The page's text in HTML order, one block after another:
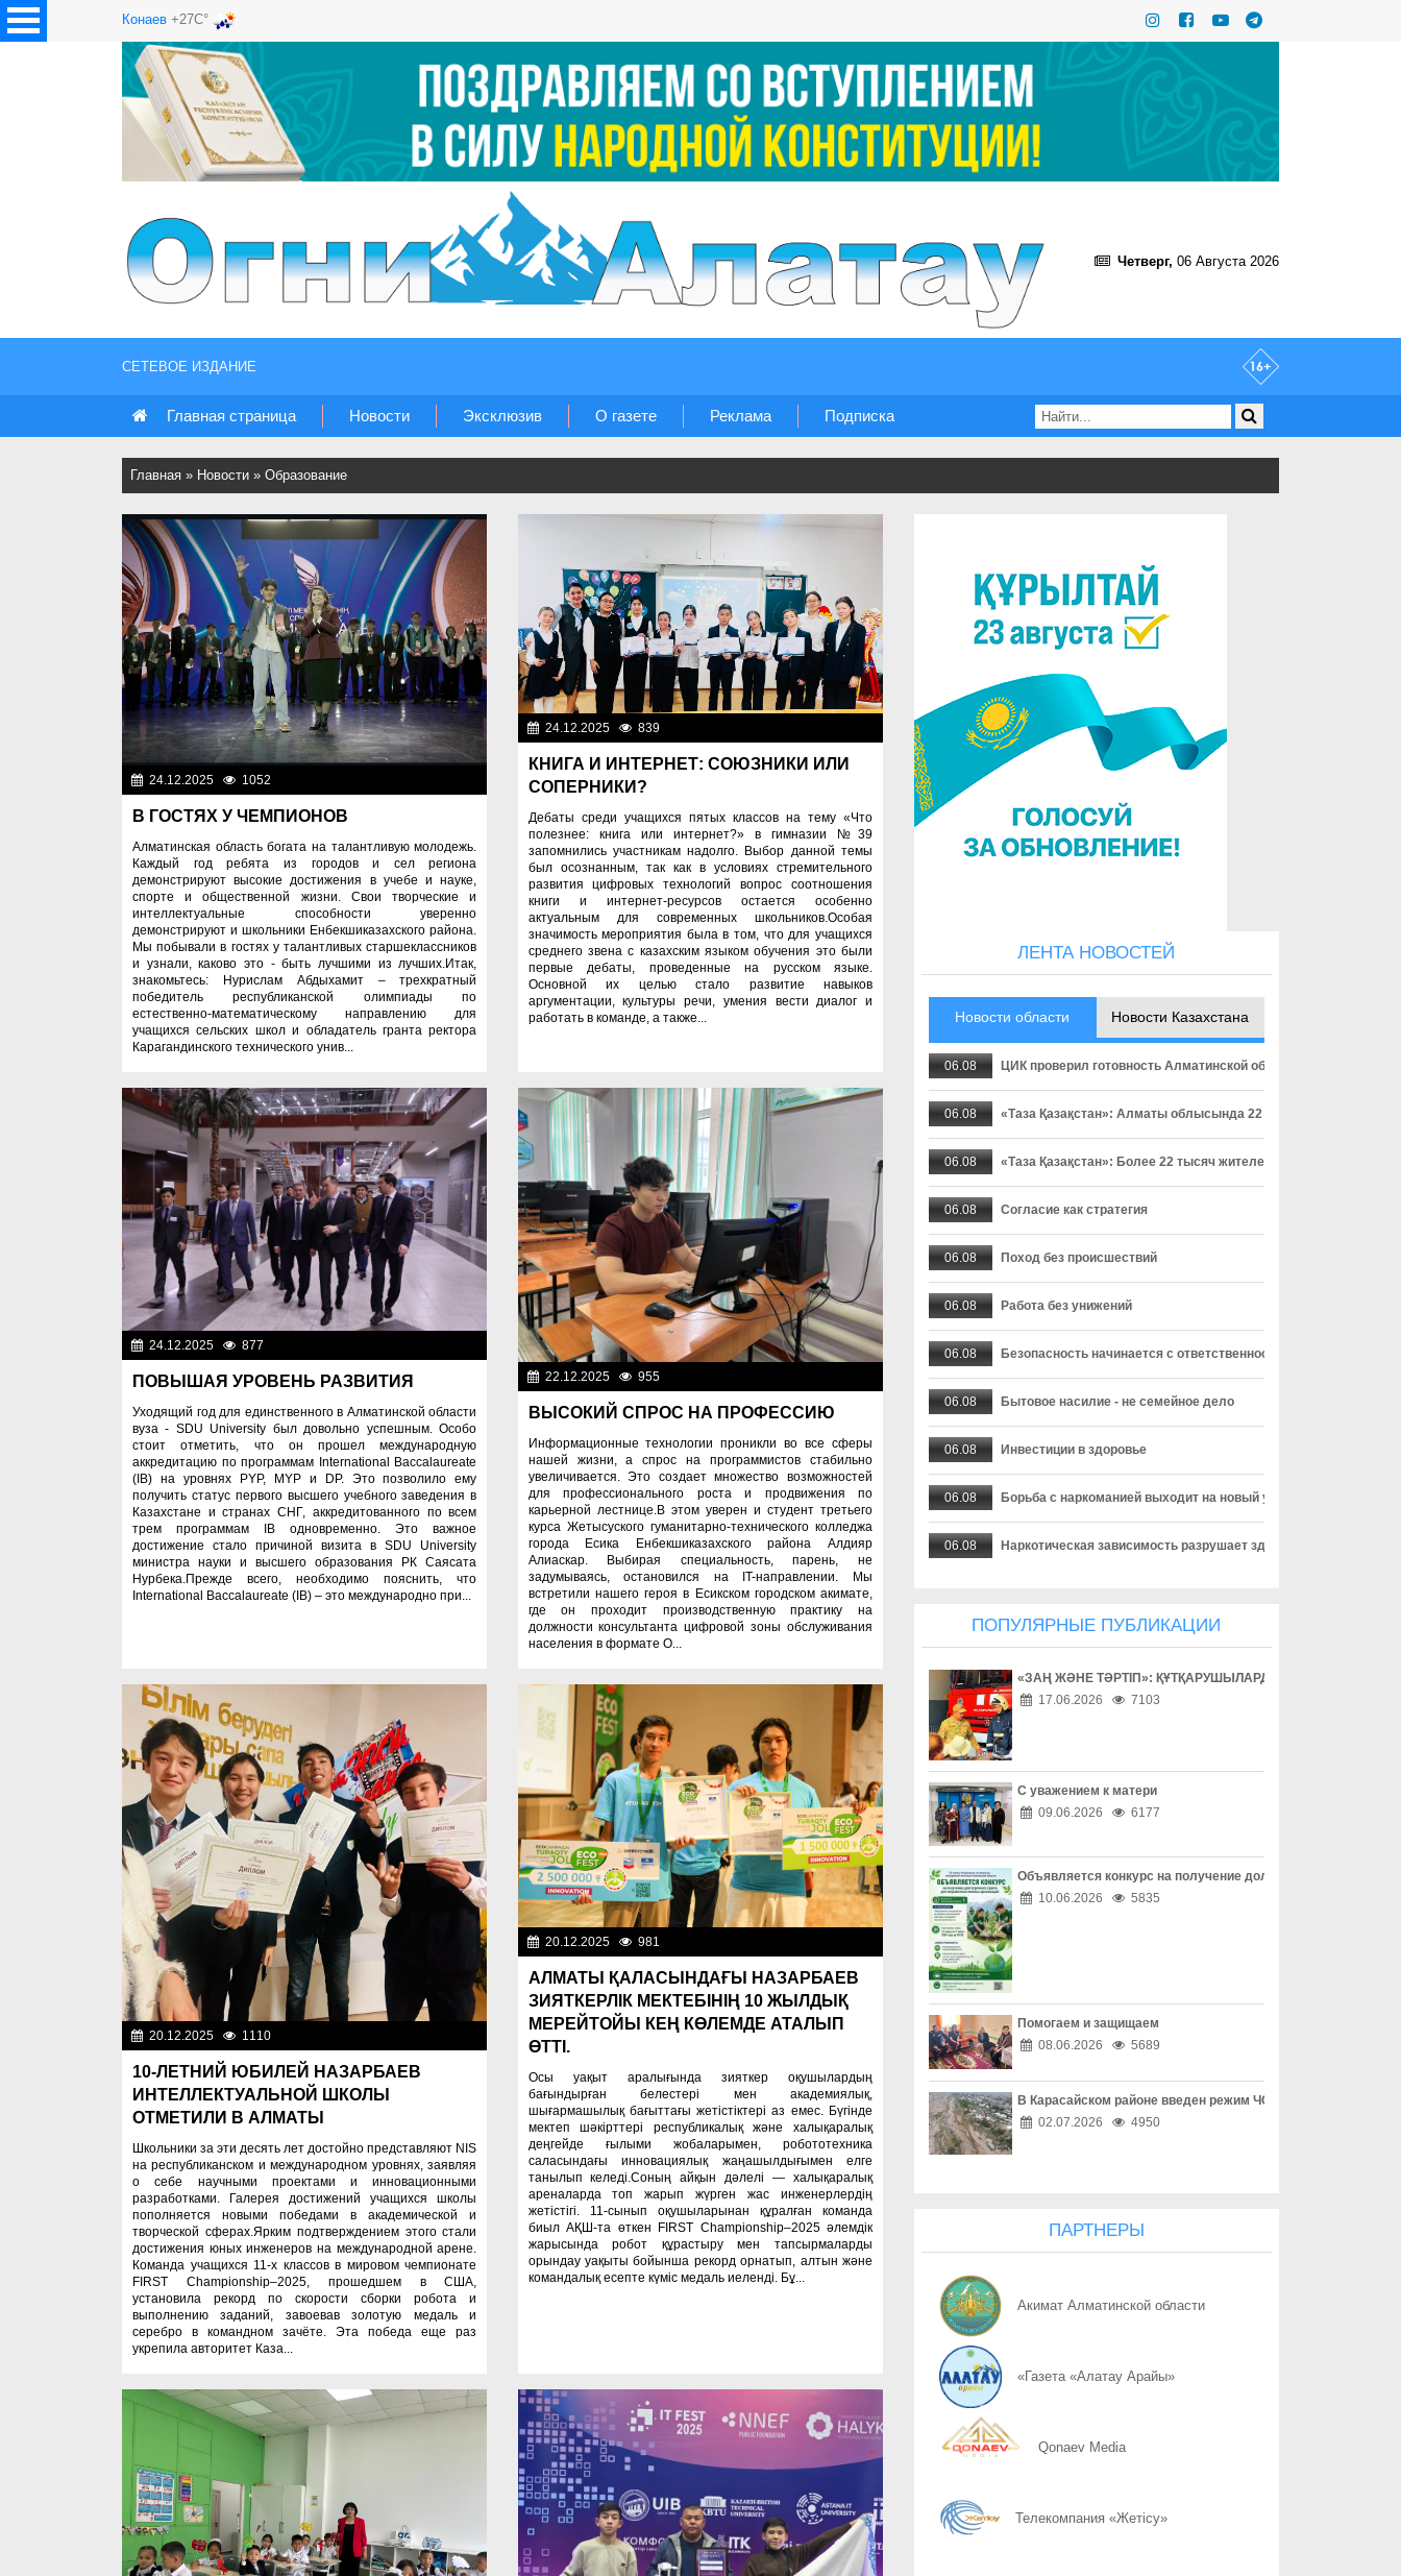
Конаев +27C°
Четверг, 06 Августа 2026
СЕТЕВОЕ ИЗДАНИЕ
Главная страница Новости Эксклюзив О газете Реклама Подписка
Главная » Новости » Образование
24.12.2025 1052
В ГОСТЯХ У ЧЕМПИОНОВ
Алматинская область богата на талантливую молодежь.
Каждый год ребята из городов и сел региона
демонстрируют высокие достижения в учебе и науке,
спорте и общественной жизни. Свои творческие и
интеллектуальные способности уверенно
демонстрируют и школьники Енбекшиказахского района.
Мы побывали в гостях у талантливых старшеклассников
и узнали, каково это - быть лучшими из лучших.Итак,
знакомьтесь: Нурислам Абдыхамит – трехкратный
победитель республиканской олимпиады по
естественно-математическому направлению для
учащихся сельских школ и обладатель гранта ректора
Карагандинского технического унив...
24.12.2025 839
КНИГА И ИНТЕРНЕТ: СОЮЗНИКИ ИЛИ
СОПЕРНИКИ?
Дебаты среди учащихся пятых классов на тему «Что
полезнее: книга или интернет?» в гимназии №39
запомнились участникам надолго. Выбор данной темы
был осознанным, так как в условиях стремительного
развития цифровых технологий вопрос соотношения
книги и интернет-ресурсов остается особенно
актуальным для современных школьников.Особая
значимость мероприятия была в том, что для учащихся
среднего звена с казахским языком обучения это были
первые дебаты, проведенные на русском языке.
Основной их целью стало развитие навыков
аргументации, культуры речи, умения вести диалог и
работать в команде, а также...
24.12.2025 877
ПОВЫШАЯ УРОВЕНЬ РАЗВИТИЯ
Уходящий год для единственного в Алматинской области
вуза - SDU University был довольно успешным. Особо
стоит отметить, что он прошел международную
аккредитацию по программам International Baccalaureate
(IB) на уровнях PYP, MYP и DP. Это позволило ему
получить статус первого высшего учебного заведения в
Казахстане и странах СНГ, аккредитованного по всем
трем программам IB одновременно. Это важное
достижение стало причиной визита в SDU University
министра науки и высшего образования РК Саясата
Нурбека.Прежде всего, необходимо пояснить, что
International Baccalaureate (IB) – это международно при...
22.12.2025 955
ВЫСОКИЙ СПРОС НА ПРОФЕССИЮ
Информационные технологии проникли во все сферы
нашей жизни, а спрос на программистов стабильно
увеличивается. Это создает множество возможностей
для профессионального роста и продвижения по
карьерной лестнице.В этом уверен и студент третьего
курса Жетысуского гуманитарно-технического колледжа
города Есика Енбекшиказахского района Алдияр
Алиаскар. Выбирая специальность, парень, не
задумываясь, остановился на IT-направлении. Мы
встретили нашего героя в Есикском городском акимате,
где он проходит производственную практику на
должности консультанта цифровой зоны обслуживания
населения в формате O...
20.12.2025 1110
10-ЛЕТНИЙ ЮБИЛЕЙ НАЗАРБАЕВ
ИНТЕЛЛЕКТУАЛЬНОЙ ШКОЛЫ
ОТМЕТИЛИ В АЛМАТЫ
Школьники за эти десять лет достойно представляют NIS
на республиканском и международном уровнях, заявляя
о себе научными проектами и инновационными
разработками. Галерея достижений учащихся школы
пополняется новыми победами в академической и
творческой сферах.Ярким подтверждением этого стали
достижения юных инженеров на международной арене.
Команда учащихся 11-х классов в мировом чемпионате
FIRST Championship–2025, прошедшем в США,
установила рекорд по скорости сборки робота и
выполнению заданий, завоевав золотую медаль и
серебро в командном зачёте. Эта победа еще раз
укрепила авторитет Каза...
20.12.2025 981
АЛМАТЫ ҚАЛАСЫНДАҒЫ НАЗАРБАЕВ
ЗИЯТКЕРЛІК МЕКТЕБІНІҢ 10 ЖЫЛДЫҚ
МЕРЕЙТОЙЫ КЕҢ КӨЛЕМДЕ АТАЛЫП
ӨТТІ.
Осы уақыт аралығында зияткер оқушылардың
бағындырған белестері мен академиялық,
шығармашылық бағыттағы жетістіктері аз емес. Бүгінде
мектеп шәкірттері республикалық және халықаралық
деңгейде ғылыми жобаларымен, робототехника
саласындағы инновациялық жаңашылдығымен елге
танылып келеді.Соның айқын дәлелі — халықаралық
ареналарда топ жарып жүрген жас инженерлердің
жетістігі. 11-сынып оқушыларынан құралған команда
биыл АҚШ-та өткен FIRST Championship–2025 әлемдік
жарысында робот құрастыру мен тапсырмаларды
орындау уақыты бойынша рекорд орнатып, алтын және
командалық есепте күміс медаль иеленді. Бұ...
ЛЕНТА НОВОСТЕЙ
Новости области Новости Казахстана
06.08 ЦИК проверил готовность Алматинской области к выборам
06.08 «Таза Қазақстан»: Алматы облысында 22 мыңнан астам
06.08 «Таза Қазақстан»: Более 22 тысяч жителей Алматинской
06.08 Согласие как стратегия
06.08 Поход без происшествий
06.08 Работа без унижений
06.08 Безопасность начинается с ответственности
06.08 Бытовое насилие - не семейное дело
06.08 Инвестиции в здоровье
06.08 Борьба с наркоманией выходит на новый уровень
06.08 Наркотическая зависимость разрушает здоровье
06.08 Перекресток, где победила вежливость
06.08 Право собственности - основа доверия
06.08 Собственность начинается с уважения
06.08 Трезвость - часть профессии
06.08 Дом, где праздник заканчивается бедой
06.08 Поддельный начальник на связи
06.08 Дроппер - не безобидный посредник
06.08 Қоршаған ортамыздың тазалығын сақтау – баршамыздың ортақ
06.08 Казахстану нужен новый уровень контроля: что предлагают
06.08 Радиоэкологический мониторинг приграничных территорий
06.08 За помощью приходят не только после запоя
06.08
06.08
06.08 Лечение продолжается после кабинета
ПОПУЛЯРНЫЕ ПУБЛИКАЦИИ
«ЗАҢ ЖӘНЕ ТӘРТІП»: ҚҰТҚАРУШЫЛАРДЫҢ ЕҢБЕГІМЕН
17.06.2026
7103
С уважением к матери
09.06.2026
6177
Объявляется конкурс на получение долгосрочного гранта
10.06.2026
5835
Помогаем и защищаем
08.06.2026
5689
В Карасайском районе введен режим ЧС местного масштаба
02.07.2026
4950
ПАРТНЕРЫ
Акимат Алматинской области
«Газета «Алатау Арайы»
Qonaev Media
Телекомпания «Жетісу»